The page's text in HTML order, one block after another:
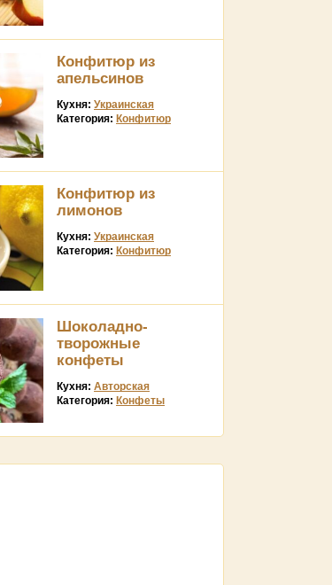
Конфитюр из
апельсинов
Кухня: Украинская
Категория: Конфитюр
Конфитюр из
лимонов
Кухня: Украинская
Категория: Конфитюр
Шоколадно-
творожные
конфеты
Кухня: Авторская
Категория: Конфеты